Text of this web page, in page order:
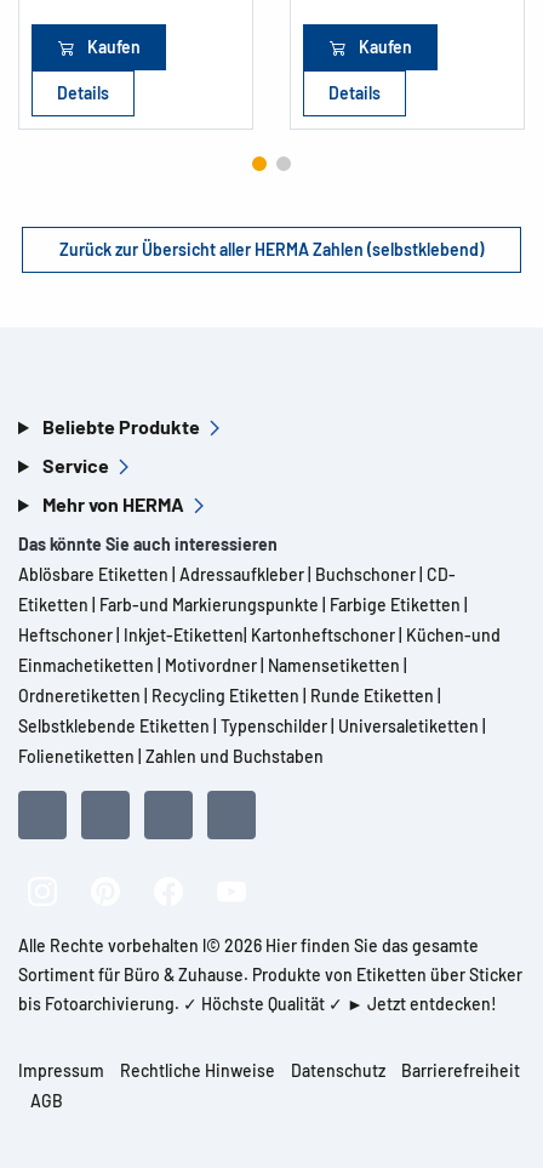
Kaufen
Details
Kaufen
Details
Zurück zur Übersicht aller HERMA Zahlen (selbstklebend)
Beliebte Produkte
Service
Mehr von HERMA
Das könnte Sie auch interessieren
Ablösbare Etiketten Adressaufkleber Buchschoner CD-
Etiketten
Farb-und Markierungspunkte Farbige Etiketten
Heftschoner Inkjet-Etiketten Kartonheftschoner Küchen-und
Einmachetiketten
Motivordner Namensetiketten
Ordneretiketten
Recycling Etiketten Runde Etiketten
Selbstklebende Etiketten Typenschilder Universaletiketten
Folienetiketten Zahlen und Buchstaben
Alle Rechte vorbehalten l© 2026 Hier finden Sie das gesamte
Sortiment für Büro & Zuhause. Produkte von Etiketten über Sticker
bis Fotoarchivierung. ✓ Höchste Qualität ✓ ► Jetzt entdecken!
Impressum Rechtliche Hinweise Datenschutz
Barrierefreiheit
AGB